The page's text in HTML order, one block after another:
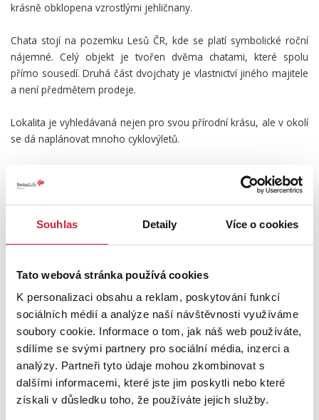
Souhlas Detaily Více o cookies
Tato webová stránka používá cookies
K personalizaci obsahu a reklam, poskytování funkcí
sociálních médií a analýze naší návštěvnosti využíváme
soubory cookie. Informace o tom, jak náš web používáte,
sdílíme se svými partnery pro sociální média, inzerci a
analýzy. Partneři tyto údaje mohou zkombinovat s
dalšími informacemi, které jste jim poskytli nebo které
získali v důsledku toho, že používáte jejich služby.
krásně obklopena vzrostlými jehličnany.
Chata stojí na pozemku Lesů ČR, kde se platí symbolické roční
nájemné. Celý objekt je tvořen dvěma chatami, které spolu
přímo sousedí. Druhá část dvojchaty je vlastnictví jiného majitele
a není předmětem prodeje.
Lokalita je vyhledávaná nejen pro svou přírodní krásu, ale v okolí
se dá naplánovat mnoho cyklovýletů.
realitní kanceláře.
Pokud hledáte místo, kde si skutečně odpočinete a načerpáte
PODROBNOSTI
UMÍSTĚNÍ OBJEKTU
+